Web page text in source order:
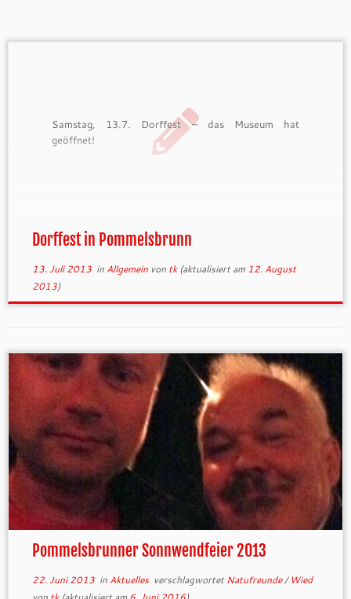
Samstag, 13.7. Dorffest – das Museum hat
geöffnet!
Dorffest in Pommelsbrunn
13. Juli 2013in Allgemein von tk(aktualisiert am 12. August
2013)
Pommelsbrunner Sonnwendfeier 2013
22. Juni 2013in Aktuelles verschlagwortetNatufreunde/ Wied